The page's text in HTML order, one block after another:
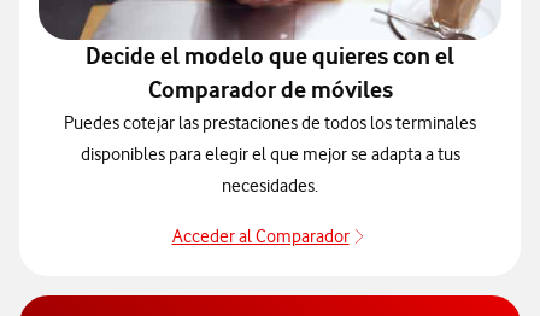
Decide el modelo que quieres con el
Comparador de móviles
Puedes cotejar las prestaciones de todos los terminales
disponibles para elegir el que mejor se adapta a tus
necesidades.
Acceder al Comparador